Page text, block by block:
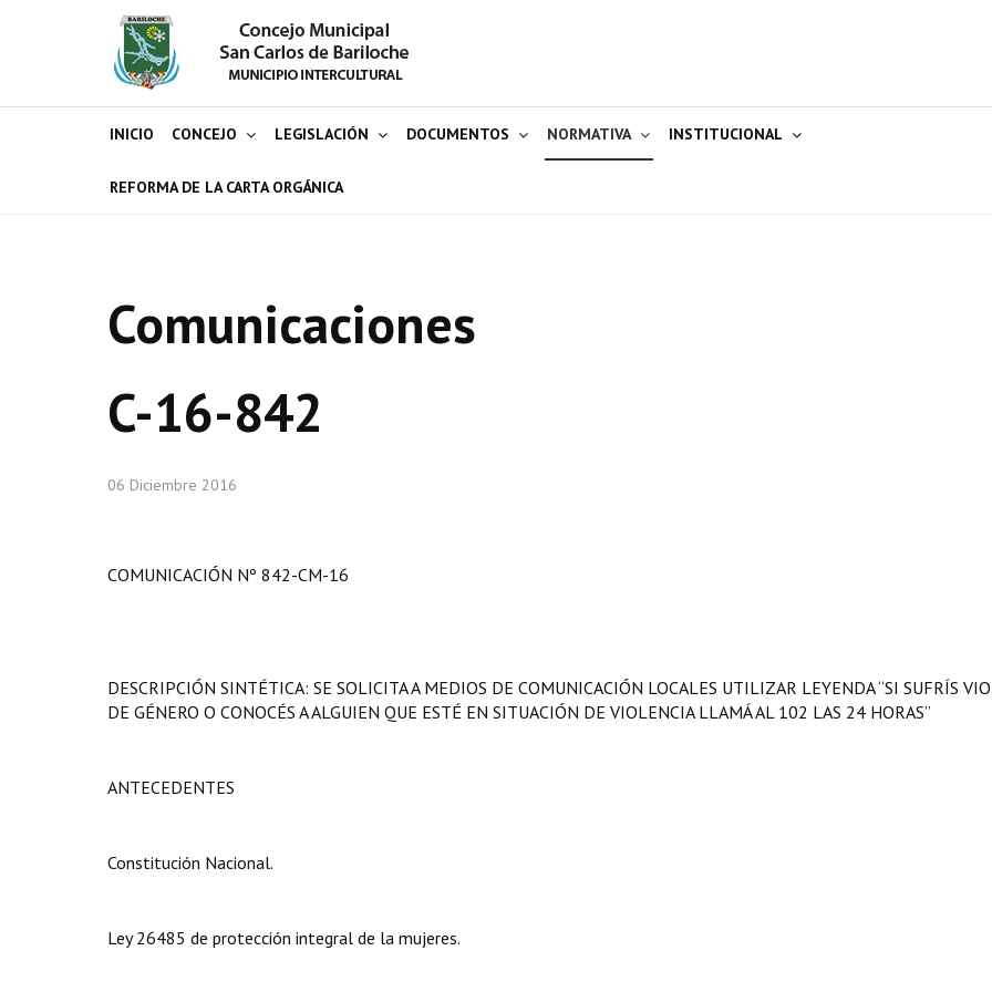
INICIO CONCEJO LEGISLACIÓN DOCUMENTOS NORMATIVA INSTITUCIONAL
REFORMA DE LA CARTA ORGÁNICA
Comunicaciones
C-16-842
06 Diciembre 2016
COMUNICACIÓN Nº 842-CM-16
DESCRIPCIÓN SINTÉTICA: SE SOLICITA A MEDIOS DE COMUNICACIÓN LOCALES UTILIZAR LEYENDA “SI SUFRÍS
DE GÉNERO O CONOCÉS A ALGUIEN QUE ESTÉ EN SITUACIÓN DE VIOLENCIA LLAMÁ AL 102 LAS 24 HORAS”
ANTECEDENTES
Constitución Nacional.
Ley 26485 de protección integral de la mujeres.